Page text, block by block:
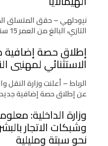
نيودلهي – حقق المتسلق
التازي، البالغ من العمر 15 سنة، إنجازًا …
إطلاق حصة إضافية
الاستثنائي لمهنيي
الرباط – أعلنت وزارة النقل
عن إطلاق حصة إضافية
وزارة الداخلية:
وشبكات الاتجار
نحو سبتة ومليلية